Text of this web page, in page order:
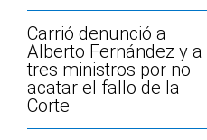
Carrió denunció a
Alberto Fernández y a
tres ministros por no
acatar el fallo de la
Corte